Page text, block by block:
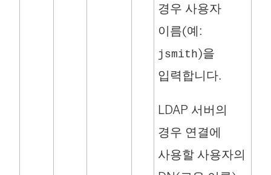
경우 사용자
이름(예:
jsmith)을
입력합니다.
LDAP 서버의
경우 연결에
사용할 사용자의